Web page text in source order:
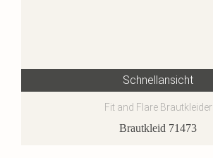
Schnellansicht
Fit and Flare Brautkleider
Brautkleid 71473